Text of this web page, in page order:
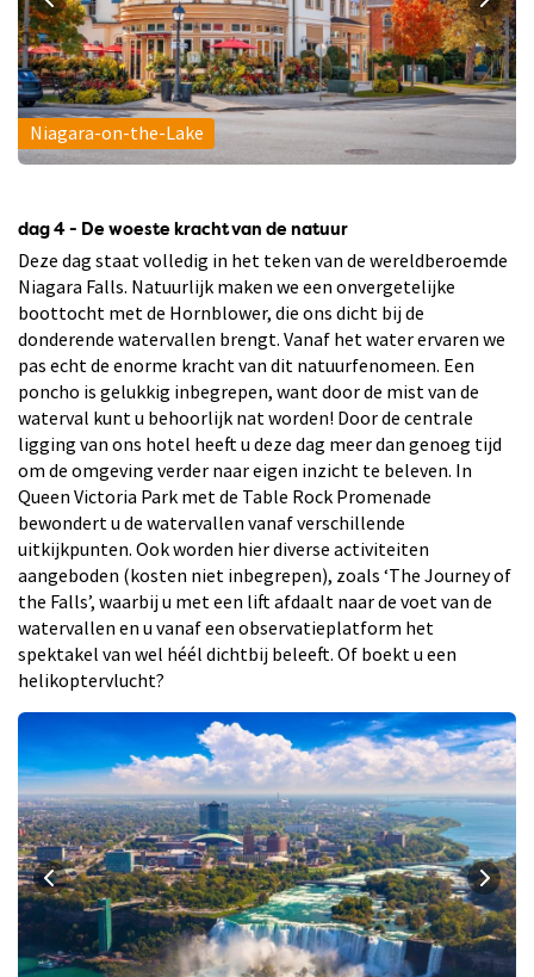
Niagara-on-the-Lake
dag 4 - De woeste kracht van de natuur
Deze dag staat volledig in het teken van de wereldberoemde
Niagara Falls. Natuurlijk maken we een onvergetelijke
boottocht met de Hornblower, die ons dicht bij de
donderende watervallen brengt. Vanaf het water ervaren we
pas echt de enorme kracht van dit natuurfenomeen. Een
poncho is gelukkig inbegrepen, want door de mist van de
waterval kunt u behoorlijk nat worden! Door de centrale
ligging van ons hotel heeft u deze dag meer dan genoeg tijd
om de omgeving verder naar eigen inzicht te beleven. In
Queen Victoria Park met de Table Rock Promenade
bewondert u de watervallen vanaf verschillende
uitkijkpunten. Ook worden hier diverse activiteiten
aangeboden (kosten niet inbegrepen), zoals ‘The Journey of
the Falls’, waarbij u met een lift afdaalt naar de voet van de
watervallen en u vanaf een observatieplatform het
spektakel van wel héél dichtbij beleeft. Of boekt u een
helikoptervlucht?